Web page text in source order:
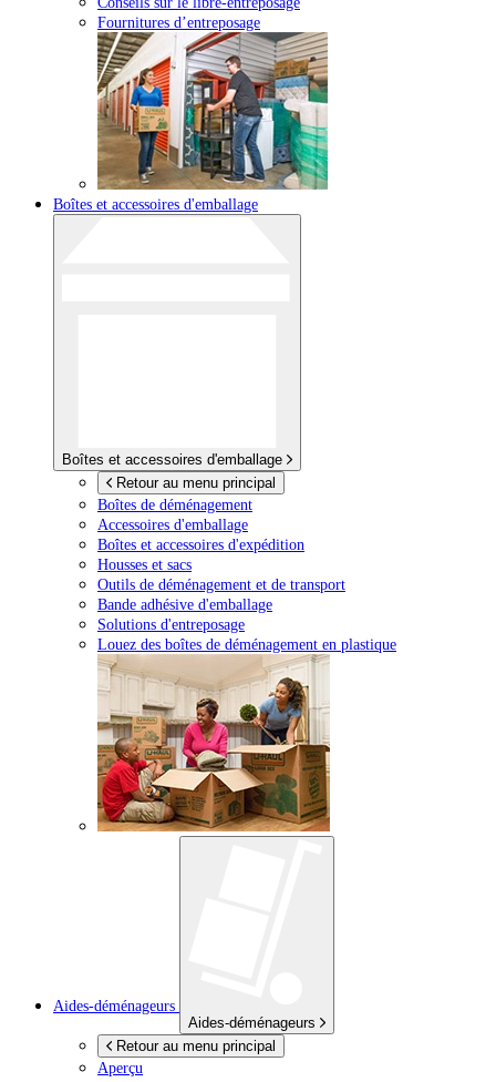
Fournitures d’entreposage
Boîtes et accessoires d'emballage
Boîtes et accessoires d'emballage
Retour au menu principal
Boîtes de déménagement
Accessoires d'emballage
Boîtes et accessoires d'expédition
Housses et sacs
Outils de déménagement et de transport
Bande adhésive d'emballage
Solutions d'entreposage
Louez des boîtes de déménagement en plastique
Aides-déménageurs
Aides-déménageurs
Retour au menu principal
Aperçu